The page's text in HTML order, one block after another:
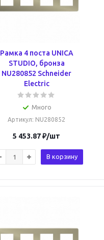
Рамка 4 поста UNICA
STUDIO, бронза
NU280852 Schneider
Electric
Много
Артикул: NU280852
5 453.87₽/шт
В корзину